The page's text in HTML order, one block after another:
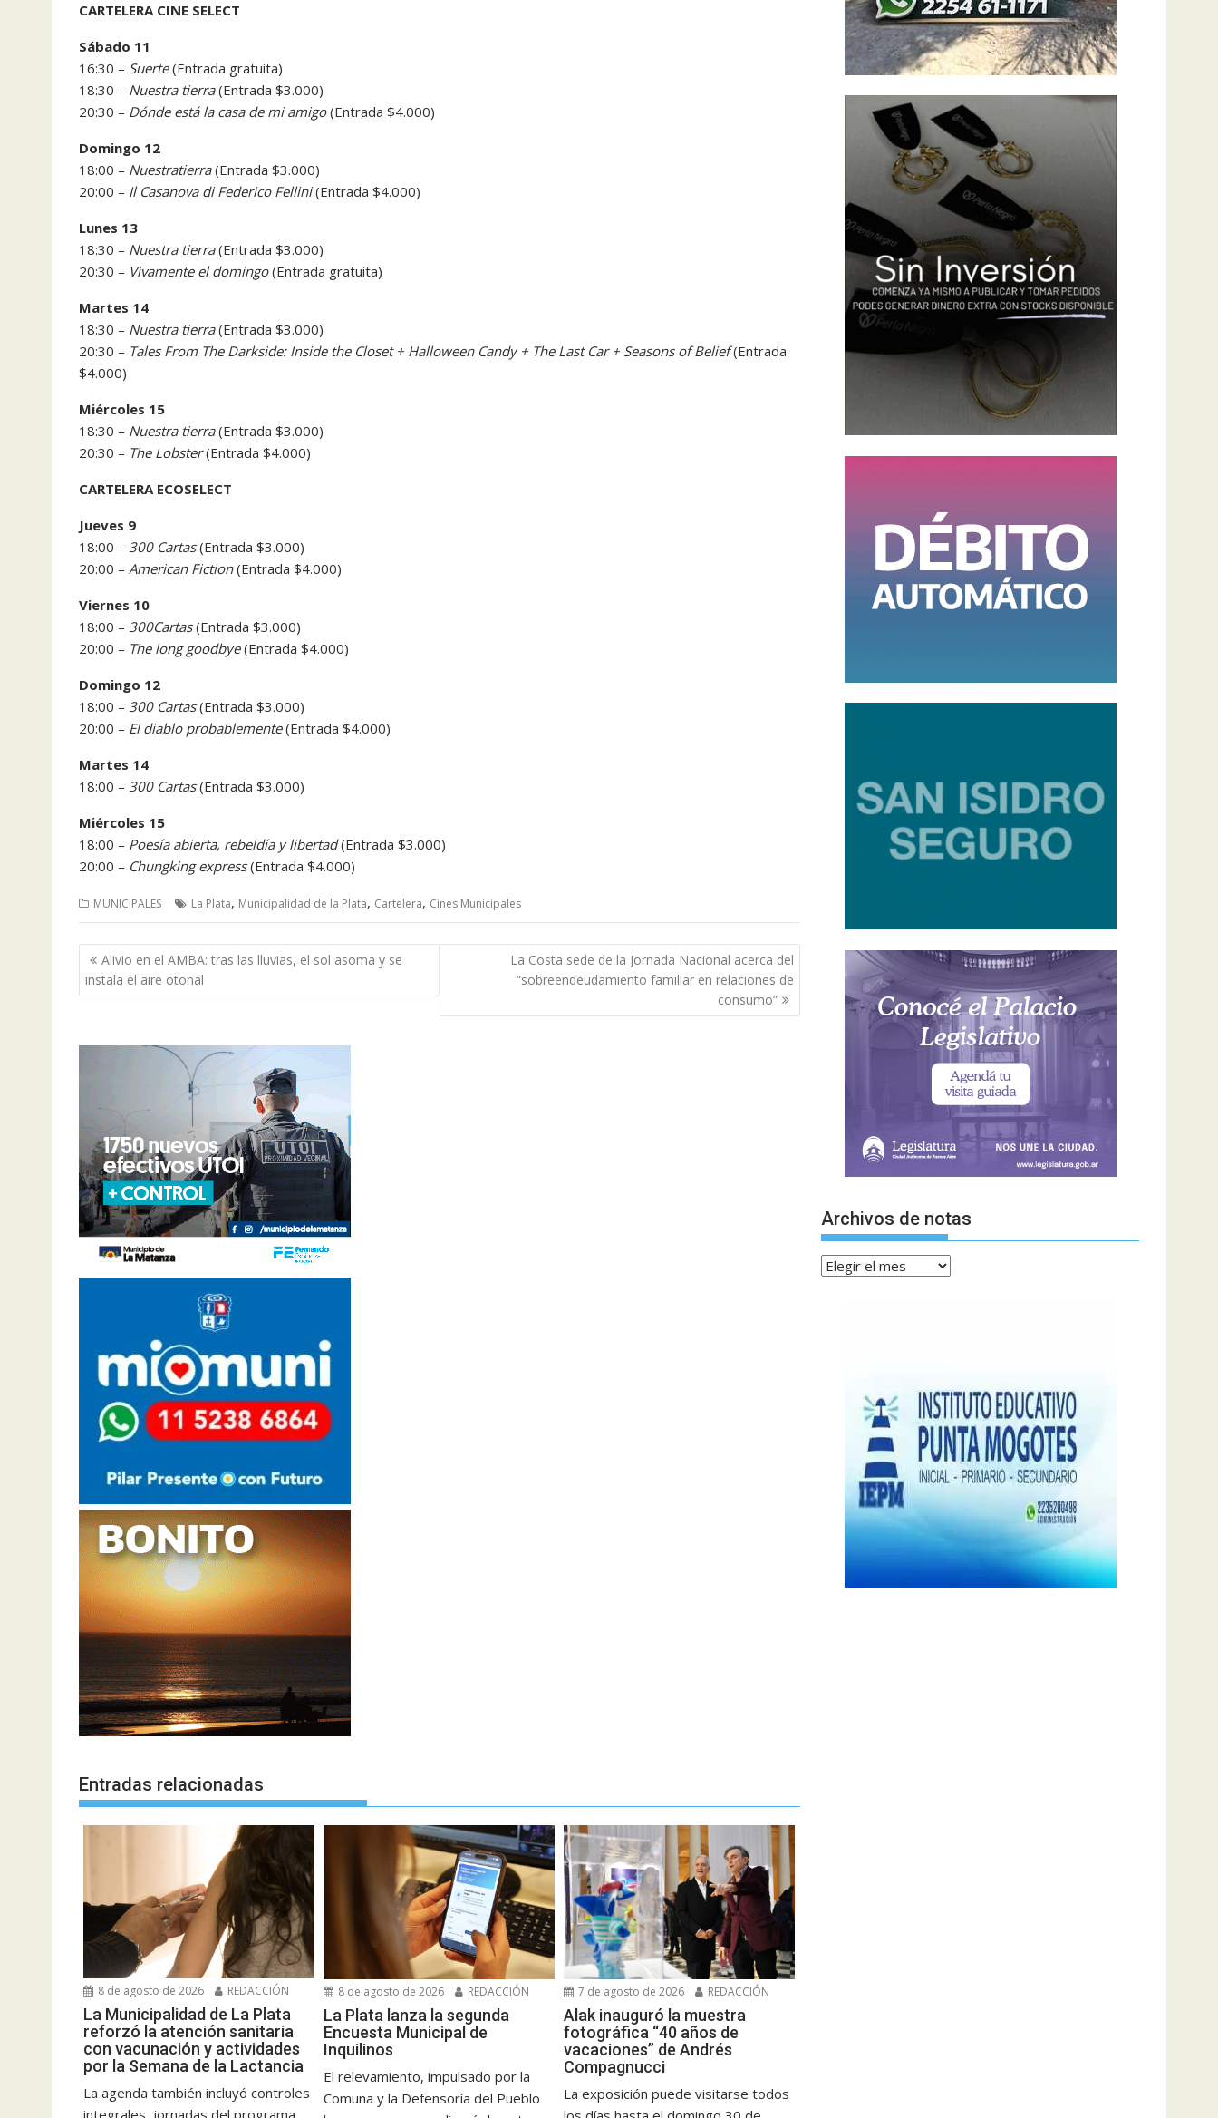
CARTELERA CINE SELECT
Sábado 11
16:30 – Suerte(Entrada gratuita)
18:30 – Nuestra tierra(Entrada $3.000)
20:30 – Dónde está la casa de mi amigo(Entrada $4.000)
Domingo 12
18:00 – Nuestratierra(Entrada $3.000)
20:00 – Il Casanova di Federico Fellini(Entrada $4.000)
Lunes 13
18:30 – Nuestra tierra(Entrada $3.000)
20:30 – Vivamente el domingo(Entrada gratuita)
Martes 14
18:30 – Nuestra tierra(Entrada $3.000)
20:30 – Tales From The Darkside: Inside the Closet + Halloween Candy + The Last Car + Seasons of Belief(Entrada
$4.000)
Miércoles 15
18:30 – Nuestra tierra(Entrada $3.000)
20:30 – The Lobster(Entrada $4.000)
CARTELERA ECOSELECT
Jueves 9
18:00 – 300 Cartas(Entrada $3.000)
20:00 – American Fiction(Entrada $4.000)
Viernes 10
18:00 – 300Cartas(Entrada $3.000)
20:00 – The long goodbye(Entrada $4.000)
Domingo 12
18:00 – 300 Cartas(Entrada $3.000)
20:00 – El diablo probablemente(Entrada $4.000)
Martes 14
18:00 – 300 Cartas(Entrada $3.000)
Miércoles 15
18:00 – Poesía abierta, rebeldía y libertad(Entrada $3.000)
20:00 – Chungking express(Entrada $4.000)
MUNICIPALES La Plata, Municipalidad de la Plata, Cartelera, Cines Municipales
Navegación
de
entradas
Alivio en el AMBA: tras las lluvias, el sol asoma y se
instala el aire otoñal
La Costa sede de la Jornada Nacional acerca del
“sobreendeudamiento familiar en relaciones de
consumo”
Entradas relacionadas
8 de agosto de 2026 REDACCIÓN
La Municipalidad de La Plata
reforzó la atención sanitaria
con vacunación y actividades
por la Semana de la Lactancia
La agenda también incluyó controles
8 de agosto de 2026 REDACCIÓN
La Plata lanza la segunda
Encuesta Municipal de
Inquilinos
El relevamiento, impulsado por la
Comuna y la Defensoría del Pueblo
7 de agosto de 2026 REDACCIÓN
Alak inauguró la muestra
fotográfica “40 años de
vacaciones” de Andrés
Compagnucci
La exposición puede visitarse todos
Archivos de notas
Archivos